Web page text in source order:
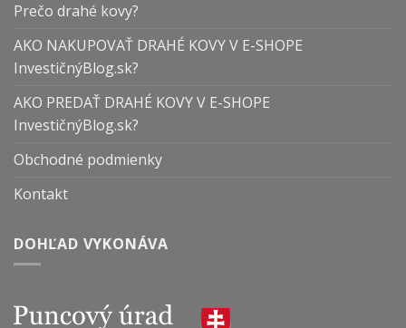
Prečo drahé kovy?
AKO NAKUPOVAŤ DRAHÉ KOVY V E-SHOPE
InvestičnýBlog.sk?
AKO PREDAŤ DRAHÉ KOVY V E-SHOPE
InvestičnýBlog.sk?
Obchodné podmienky
Kontakt
DOHĽAD VYKONÁVA